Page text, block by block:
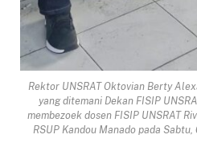
Rektor UNSRAT Oktovian Berty
yang ditemani Dekan FISIP
membezoek dosen FISIP UNSRAT
RSUP Kandou Manado pada Sabtu,